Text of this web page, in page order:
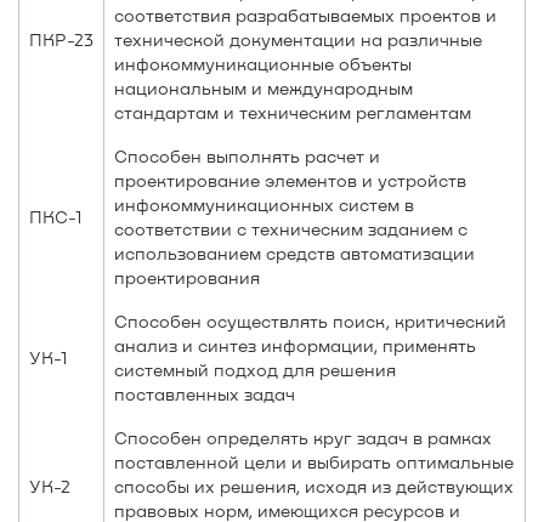
ПКР-23
соответствия разрабатываемых проектов и
технической документации на различные
инфокоммуникационные объекты
национальным и международным
стандартам и техническим регламентам
ПКС-1
Способен выполнять расчет и
проектирование элементов и устройств
инфокоммуникационных систем в
соответствии с техническим заданием с
использованием средств автоматизации
проектирования
УК-1
Способен осуществлять поиск, критический
анализ и синтез информации, применять
системный подход для решения
поставленных задач
УК-2
Способен определять круг задач в рамках
поставленной цели и выбирать оптимальные
способы их решения, исходя из действующих
правовых норм, имеющихся ресурсов и